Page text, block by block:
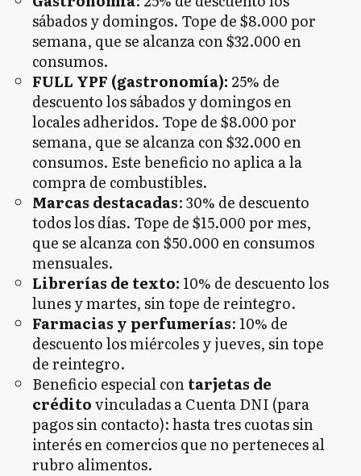
sábados y domingos. Tope de $8.000 por
semana, que se alcanza con $32.000 en
consumos.
FULL YPF (gastronomía): 25% de
descuento los sábados y domingos en
locales adheridos. Tope de $8.000 por
semana, que se alcanza con $32.000 en
consumos. Este beneficio no aplica a la
compra de combustibles.
Marcas destacadas: 30% de descuento
todos los días. Tope de $15.000 por mes,
que se alcanza con $50.000 en consumos
mensuales.
Librerías de texto: 10% de descuento los
lunes y martes, sin tope de reintegro.
Farmacias y perfumerías: 10% de
descuento los miércoles y jueves, sin tope
de reintegro.
Beneficio especial contarjetas de
créditovinculadas a Cuenta DNI (para
pagos sin contacto): hasta tres cuotas sin
interés en comercios que no perteneces al
rubro alimentos.